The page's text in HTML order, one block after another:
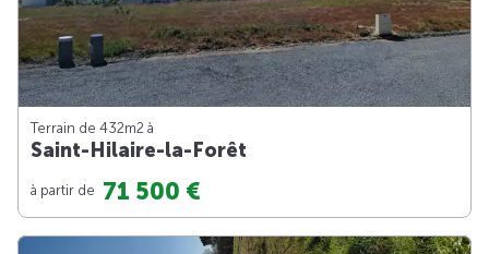
Terrain de 432m2 à
Saint-Hilaire-la-Forêt
à partir de 71 500 €